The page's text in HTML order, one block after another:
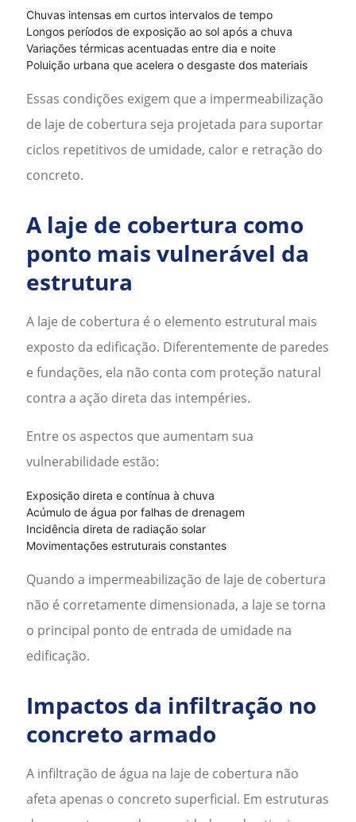
Chuvas intensas em curtos intervalos de tempo
Longos períodos de exposição ao sol após a chuva
Variações térmicas acentuadas entre dia e noite
Poluição urbana que acelera o desgaste dos materiais
Essas condições exigem que a impermeabilização
de laje de cobertura seja projetada para suportar
ciclos repetitivos de umidade, calor e retração do
concreto.
A laje de cobertura como
ponto mais vulnerável da
estrutura
A laje de cobertura é o elemento estrutural mais
exposto da edificação. Diferentemente de paredes
e fundações, ela não conta com proteção natural
contra a ação direta das intempéries.
Entre os aspectos que aumentam sua
vulnerabilidade estão:
Exposição direta e contínua à chuva
Acúmulo de água por falhas de drenagem
Incidência direta de radiação solar
Movimentações estruturais constantes
Quando a impermeabilização de laje de cobertura
não é corretamente dimensionada, a laje se torna
o principal ponto de entrada de umidade na
edificação.
Impactos da infiltração no
concreto armado
A infiltração de água na laje de cobertura não
afeta apenas o concreto superficial. Em estruturas